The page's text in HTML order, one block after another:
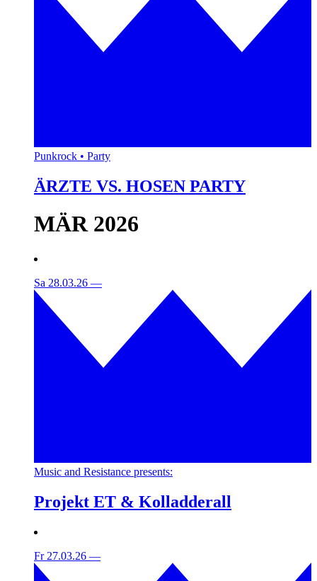
Punkrock • Party
ÄRZTE VS. HOSEN PARTY
MÄR 2026
Sa 28.03.26 —
Music and Resistance presents:
Projekt ET & Kolladderall
Fr 27.03.26 —